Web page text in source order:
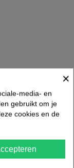
×
media- en
gebruikt om je
cookies en de